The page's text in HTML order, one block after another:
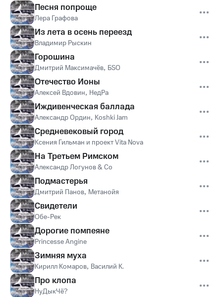
Песня попроще
Лера Графова
Из лета в осень переезд
Владимир Рыскин
Горошина
Дмитрий Максимачёв, БSО
Отечество Ионы
Алексей Вдовин, НедРа
Иждивенческая баллада
Александр Ордин, Koshki Jam
Средневековый город
Ксения Гильман и проект Vita Nova
На Третьем Римском
Александр Логунов & Co
Подмастерья
Дмитрий Панов, Метанойя
Свидетели
Обе-Рек
Дорогие помпеяне
Princesse Angine
Зимняя муха
Кирилл Комаров, Василий К.
Про клопа
НуДыкЧё?